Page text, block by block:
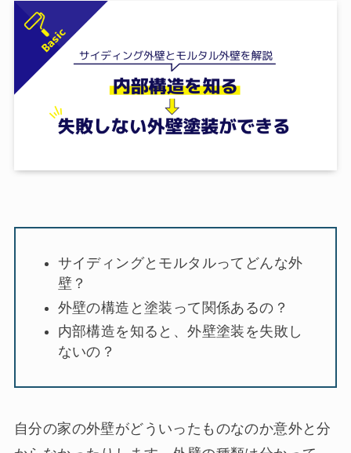
サイディングとモルタルってどんな外
壁？
外壁の構造と塗装って関係あるの？
内部構造を知ると、外壁塗装を失敗し
ないの？
自分の家の外壁がどういったものなのか意外と分